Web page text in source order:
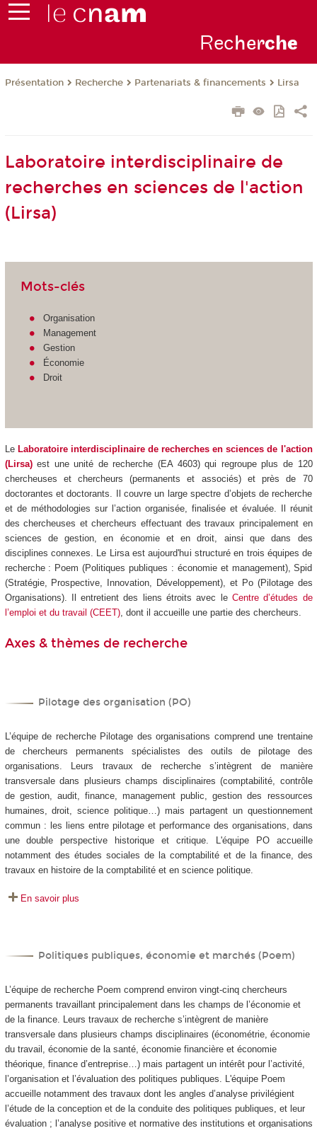
Recherche
Présentation Recherche Partenariats & financements Lirsa
Laboratoire interdisciplinaire de
recherches en sciences de l'action
(Lirsa)
Mots-clés
Organisation
Management
Gestion
Économie
Droit
Le Laboratoire interdisciplinaire de recherches en sciences de l'action
(Lirsa)est une unité de recherche (EA 4603) qui regroupe plus de 120
chercheuses et chercheurs (permanents et associés) et près de 70
doctorantes et doctorants. Il couvre un large spectre d’objets de recherche
et de méthodologies sur l’action organisée, finalisée et évaluée. Il réunit
des chercheuses et chercheurs effectuant des travaux principalement en
sciences de gestion, en économie et en droit, ainsi que dans des
disciplines connexes. Le Lirsa est aujourd'hui structuré en trois équipes de
recherche : Poem (Politiques publiques : économie et management), Spid
(Stratégie, Prospective, Innovation, Développement), et Po (Pilotage des
Organisations). Il entretient des liens étroits avec le Centre d’études de
l’emploi et du travail (CEET), dont il accueille une partie des chercheurs.
Axes & thèmes de recherche
Pilotage des organisation (PO)
L’équipe de recherche Pilotage des organisations comprend une trentaine
de chercheurs permanents spécialistes des outils de pilotage des
organisations. Leurs travaux de recherche s’intègrent de manière
transversale dans plusieurs champs disciplinaires (comptabilité, contrôle
de gestion, audit, finance, management public, gestion des ressources
humaines, droit, science politique…) mais partagent un questionnement
commun : les liens entre pilotage et performance des organisations, dans
une double perspective historique et critique. L'équipe PO accueille
notamment des études sociales de la comptabilité et de la finance, des
travaux en histoire de la comptabilité et en science politique.
En savoir plus
Politiques publiques, économie et marchés (Poem)
L’équipe de recherche Poem comprend environ vingt-cinq chercheurs
permanents travaillant principalement dans les champs de l’économie et
de la finance. Leurs travaux de recherche s’intègrent de manière
transversale dans plusieurs champs disciplinaires (économétrie, économie
du travail, économie de la santé, économie financière et économie
théorique, finance d’entreprise…) mais partagent un intérêt pour l’activité,
l’organisation et l’évaluation des politiques publiques. L'équipe Poem
accueille notamment des travaux dont les angles d’analyse privilégient
l’étude de la conception et de la conduite des politiques publiques, et leur
évaluation ; l’analyse positive et normative des institutions et organisations